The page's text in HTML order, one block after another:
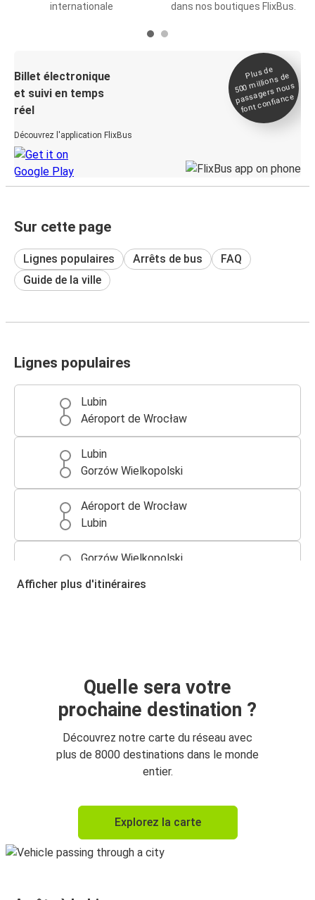
internationale
dans nos boutiques FlixBus.
Billet électronique
et suivi en temps
réel
Découvrez l'application FlixBus
Plus de
500
millions de
passagers nous
font confiance
Sur cette page
Lignes populaires Arrêts de bus
FAQ
Guide de la ville
Lignes populaires
Lubin
Aéroport de Wrocław
Lubin
Gorzów Wielkopolski
Aéroport de Wrocław
Lubin
Gorzów Wielkopolski
Afficher plus d'itinéraires
Quelle sera votre
prochaine destination ?
Découvrez notre carte du réseau avec
plus de 8000 destinations dans le monde
entier.
Explorez la carte